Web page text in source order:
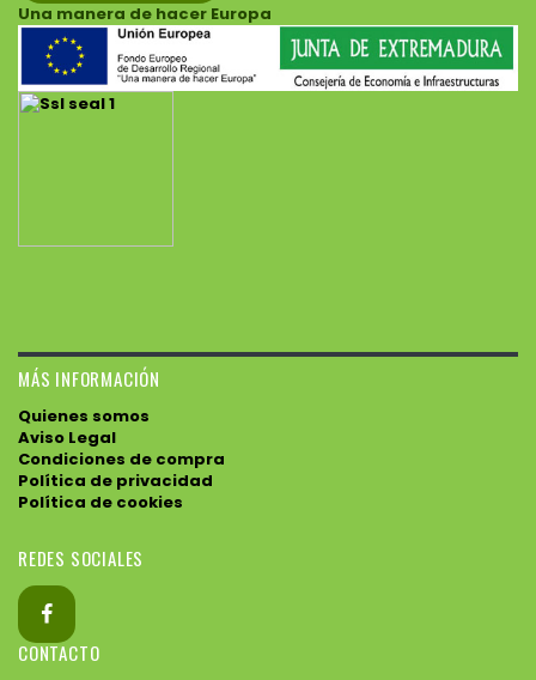
Una manera de hacer Europa
MÁS INFORMACIÓN
Quienes somos
Aviso Legal
Condiciones de compra
Política de privacidad
Política de cookies
REDES SOCIALES
CONTACTO